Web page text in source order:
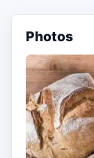
Photos